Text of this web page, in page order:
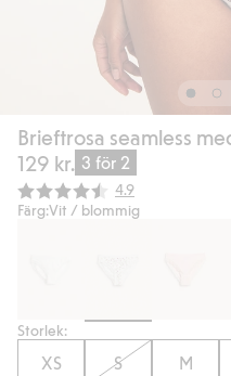
Brieftrosa seamless
129 kr. 3 för 2
Snittbetyg:
4.9
Färg:Vit / blommig
Storlek:
XS S M